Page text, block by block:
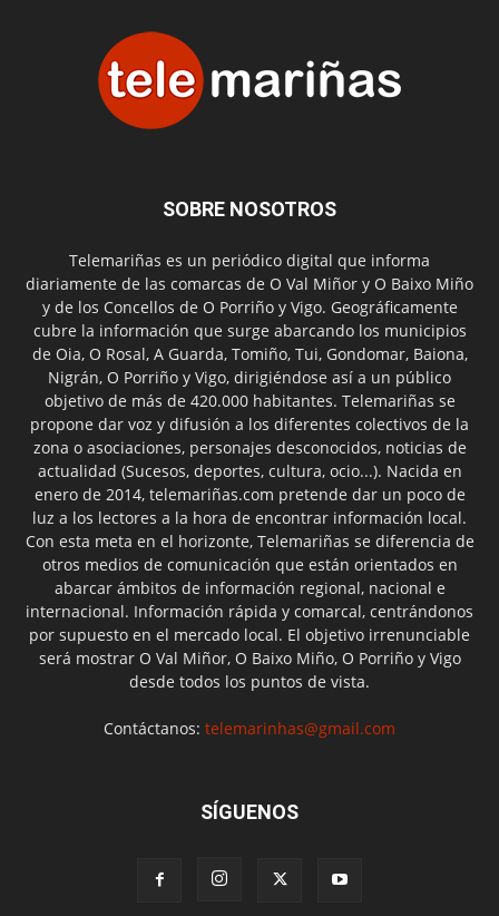
SOBRE NOSOTROS
Telemariñas es un periódico digital que informa
diariamente de las comarcas de O Val Miñor y O Baixo Miño
y de los Concellos de O Porriño y Vigo. Geográficamente
cubre la información que surge abarcando los municipios
de Oia, O Rosal, A Guarda, Tomiño, Tui, Gondomar, Baiona,
Nigrán, O Porriño y Vigo, dirigiéndose así a un público
objetivo de más de 420.000 habitantes. Telemariñas se
propone dar voz y difusión a los diferentes colectivos de la
zona o asociaciones, personajes desconocidos, noticias de
actualidad (Sucesos, deportes, cultura, ocio...). Nacida en
enero de 2014, telemariñas.com pretende dar un poco de
luz a los lectores a la hora de encontrar información local.
Con esta meta en el horizonte, Telemariñas se diferencia de
otros medios de comunicación que están orientados en
abarcar ámbitos de información regional, nacional e
internacional. Información rápida y comarcal, centrándonos
por supuesto en el mercado local. El objetivo irrenunciable
será mostrar O Val Miñor, O Baixo Miño, O Porriño y Vigo
desde todos los puntos de vista.
Contáctanos: telemarinhas@gmail.com
SÍGUENOS